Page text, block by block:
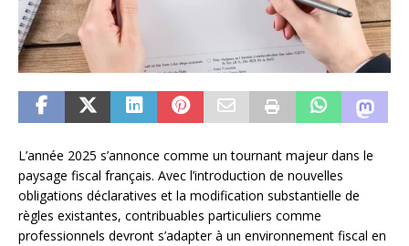
L’année 2025 s’annonce comme un tournant majeur dans le
paysage fiscal français. Avec l’introduction de nouvelles
obligations déclaratives et la modification substantielle de
règles existantes, contribuables particuliers comme
professionnels devront s’adapter à un environnement fiscal en